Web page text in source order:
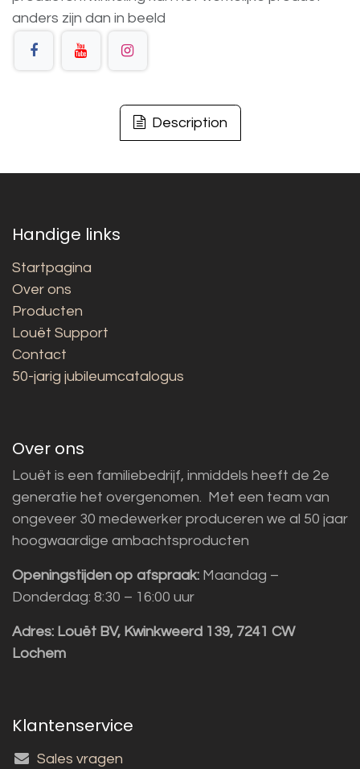
anders zijn dan in beeld
Description
Handige links
Startpagina
Over ons
Producten
Louët Support
Contact
50-jarig jubileumcatalogus
Over ons
Louët is een familiebedrijf, inmiddels heeft de 2e
generatie het overgenomen. Met een team van
ongeveer 30 medewerker produceren we al 50 jaar
hoogwaardige ambachtsproducten
Openingstijden op afspraak: Maandag –
Donderdag: 8:30 – 16:00 uur
Adres: Louët BV, Kwinkweerd 139, 7241 CW
Lochem
Klantenservice
Sales vragen